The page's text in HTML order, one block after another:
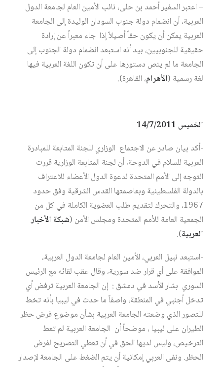
– اعتبر السفير أحمد بن حلى، نائب الأمين العام لجامعة الدول
العربية، أن انضمام دولة جنوب السودان الوليدة إلى الجامعة
العربية يمكن أن يكون حقاً أصيلاً إذا جاء معبراً عن إرادة
حقيقية للجنوبيين، بيد أنه استبعد انضمام دولة الجنوب إلى
الجامعة ما لم ينص دستورها على أن تكون اللغة العربية فيها
لغة رسمية (الأهرام، القاهرة).
الخميس 14/7/2011
-أكد بيان صادر عن الاجتماع الوزاري للجنة المتابعة للمبادرة
العربية للسلام في الدوحة، أن لجنة المتابعة الوزارية قررت
التوجه إلى الأمم المتحدة لدعوة الدول الأعضاء للاعتراف
بالدولة الفلسطينية وبعاصمتها القدس الشرقية وفق حدود
1967، والتحرك لتقديم طلب العضوية الكاملة في كل من
الجمعية العامة للأمم المتحدة ومجلس الأمن (شبكة الأخبار
العربية).
-استبعد نبيل العربي، الأمين العام لجامعة الدول العربية،
الموافقة على أي قرار ضد سورية، وقال عقب لقائه مع الرئيس
السوري بشار الأسد في دمشق : إن الجامعة العربية ترفض أي
تدخل أجنبي في المنطقة، واصفاً ما حدث في ليبيا بأنه تخط
للتصور الذي وضعته الجامعة العربية بشأن موضوع فرض حظر
الطيران على ليبيا ، موضحاً أن الجامعة العربية لم تعط
الترخيص، وليس لديها الحق في أن تعطي التصريح لفرض
الحظر. ونفى العربي إمكانية أن يتم الضغط على الجامعة لإصدار